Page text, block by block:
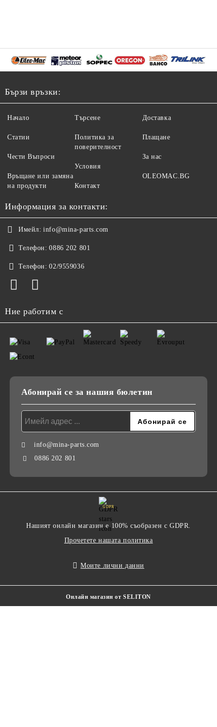
Бързи връзки:
Начало
Статии
Чести Въпроси
Връщане или замяна
на продукти
Търсене
Политика за
поверителност
Условия
Контакт
Доставка
Плащане
За нас
OLEOMAC.BG
Информация за контакти:
Имейл: info@mina-parts.com
Телефон: 0886 202 801
Телефон: 02/9559036
Ние работим с
Абонирай се за нашия бюлетин
info@mina-parts.com
0886 202 801
GDPR
Нашият онлайн магазин е 100% съобразен с GDPR.
Прочетете нашата политика
Моите лични данни
Онлайн магазин от SELITON